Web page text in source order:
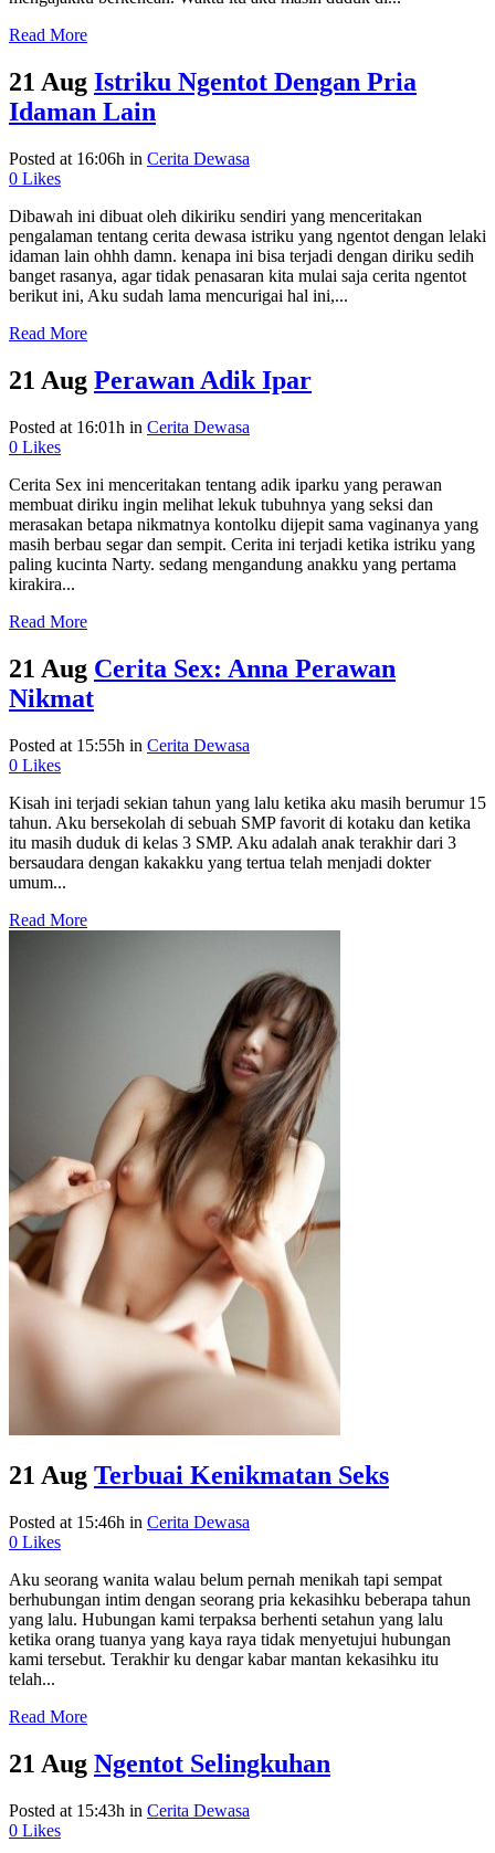
Read More
21 Aug Istriku Ngentot Dengan Pria
Idaman Lain
Posted at 16:06h in Cerita Dewasa
0 Likes
Dibawah ini dibuat oleh dikiriku sendiri yang menceritakan
pengalaman tentang cerita dewasa istriku yang ngentot dengan lelaki
idaman lain ohhh damn. kenapa ini bisa terjadi dengan diriku sedih
banget rasanya, agar tidak penasaran kita mulai saja cerita ngentot
berikut ini, Aku sudah lama mencurigai hal ini,...
Read More
21 Aug Perawan Adik Ipar
Posted at 16:01h in Cerita Dewasa
0 Likes
Cerita Sex ini menceritakan tentang adik iparku yang perawan
membuat diriku ingin melihat lekuk tubuhnya yang seksi dan
merasakan betapa nikmatnya kontolku dijepit sama vaginanya yang
masih berbau segar dan sempit. Cerita ini terjadi ketika istriku yang
paling kucinta Narty. sedang mengandung anakku yang pertama
kirakira...
Read More
21 Aug Cerita Sex: Anna Perawan
Nikmat
Posted at 15:55h in Cerita Dewasa
0 Likes
Kisah ini terjadi sekian tahun yang lalu ketika aku masih berumur 15
tahun. Aku bersekolah di sebuah SMP favorit di kotaku dan ketika
itu masih duduk di kelas 3 SMP. Aku adalah anak terakhir dari 3
bersaudara dengan kakakku yang tertua telah menjadi dokter
umum...
Read More
21 Aug Terbuai Kenikmatan Seks
Posted at 15:46h in Cerita Dewasa
0 Likes
Aku seorang wanita walau belum pernah menikah tapi sempat
berhubungan intim dengan seorang pria kekasihku beberapa tahun
yang lalu. Hubungan kami terpaksa berhenti setahun yang lalu
ketika orang tuanya yang kaya raya tidak menyetujui hubungan
kami tersebut. Terakhir ku dengar kabar mantan kekasihku itu
telah...
Read More
21 Aug Ngentot Selingkuhan
Posted at 15:43h in Cerita Dewasa
0 Likes